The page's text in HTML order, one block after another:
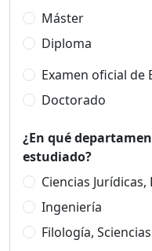
Máster
Diploma
Examen oficial de
Doctorado
¿En qué
estudiado?
Ciencias
Ingeniería
Filología,